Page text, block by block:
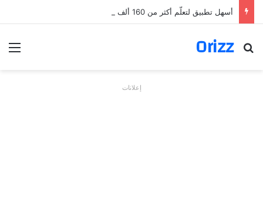
أسهل تطبيق لتعلّم أكثر من 160 ألف فعل بالألمانية
Orizz
بحث عن
إعلانات